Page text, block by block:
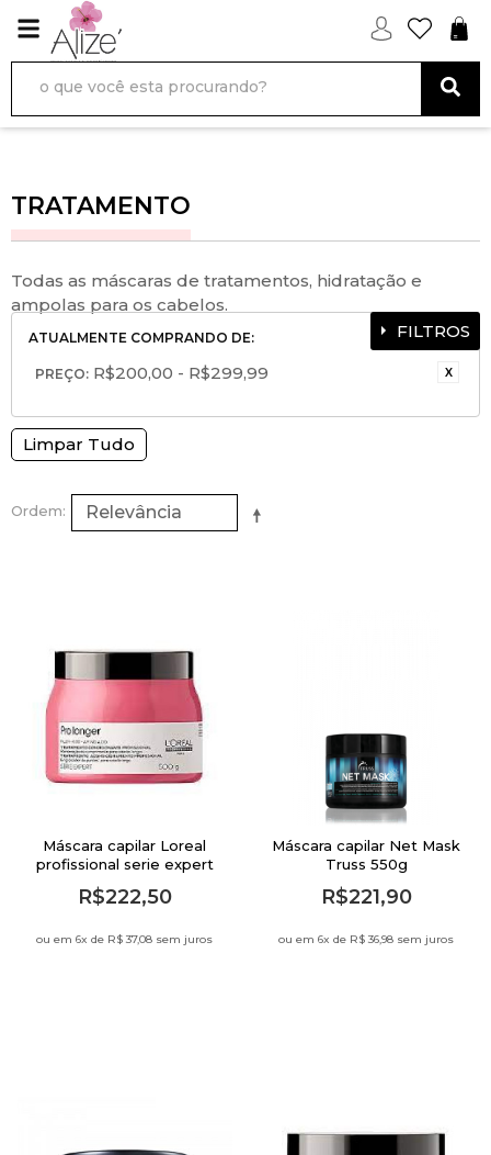
TRATAMENTO
Todas as máscaras de tratamentos, hidratação e
ampolas para os cabelos.
ATUALMENTE COMPRANDO DE:
PREÇO: R$200,00 - R$299,99
Limpar Tudo
FILTROS
Ordem
Máscara capilar Loreal
profissional serie expert
pro longer 250g
R$222,50
ou em 6x de R$ 37,08 sem juros
Máscara capilar Net Mask
Truss 550g
R$221,90
ou em 6x de R$ 36,98 sem juros